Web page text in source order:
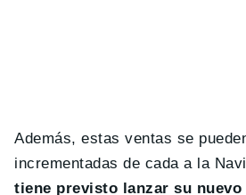
Además, estas ventas se
incrementadas de cada a la
tiene previsto lanzar su nuevo